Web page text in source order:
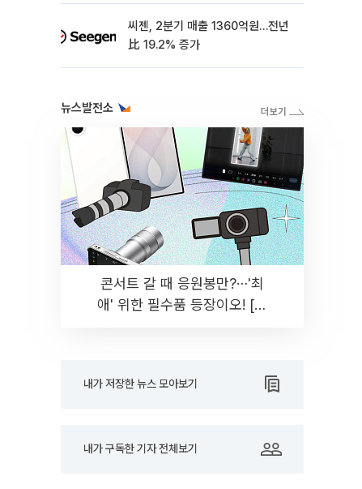
씨젠, 2분기 매출 1360억원…전년
比 19.2% 증가
뉴스발전소
콘서트 갈 때 응원봉만?⋯'최
애' 위한 필수품 등장이오! [솔
내가 저장한 뉴스 모아보기
내가 구독한 기자 전체보기